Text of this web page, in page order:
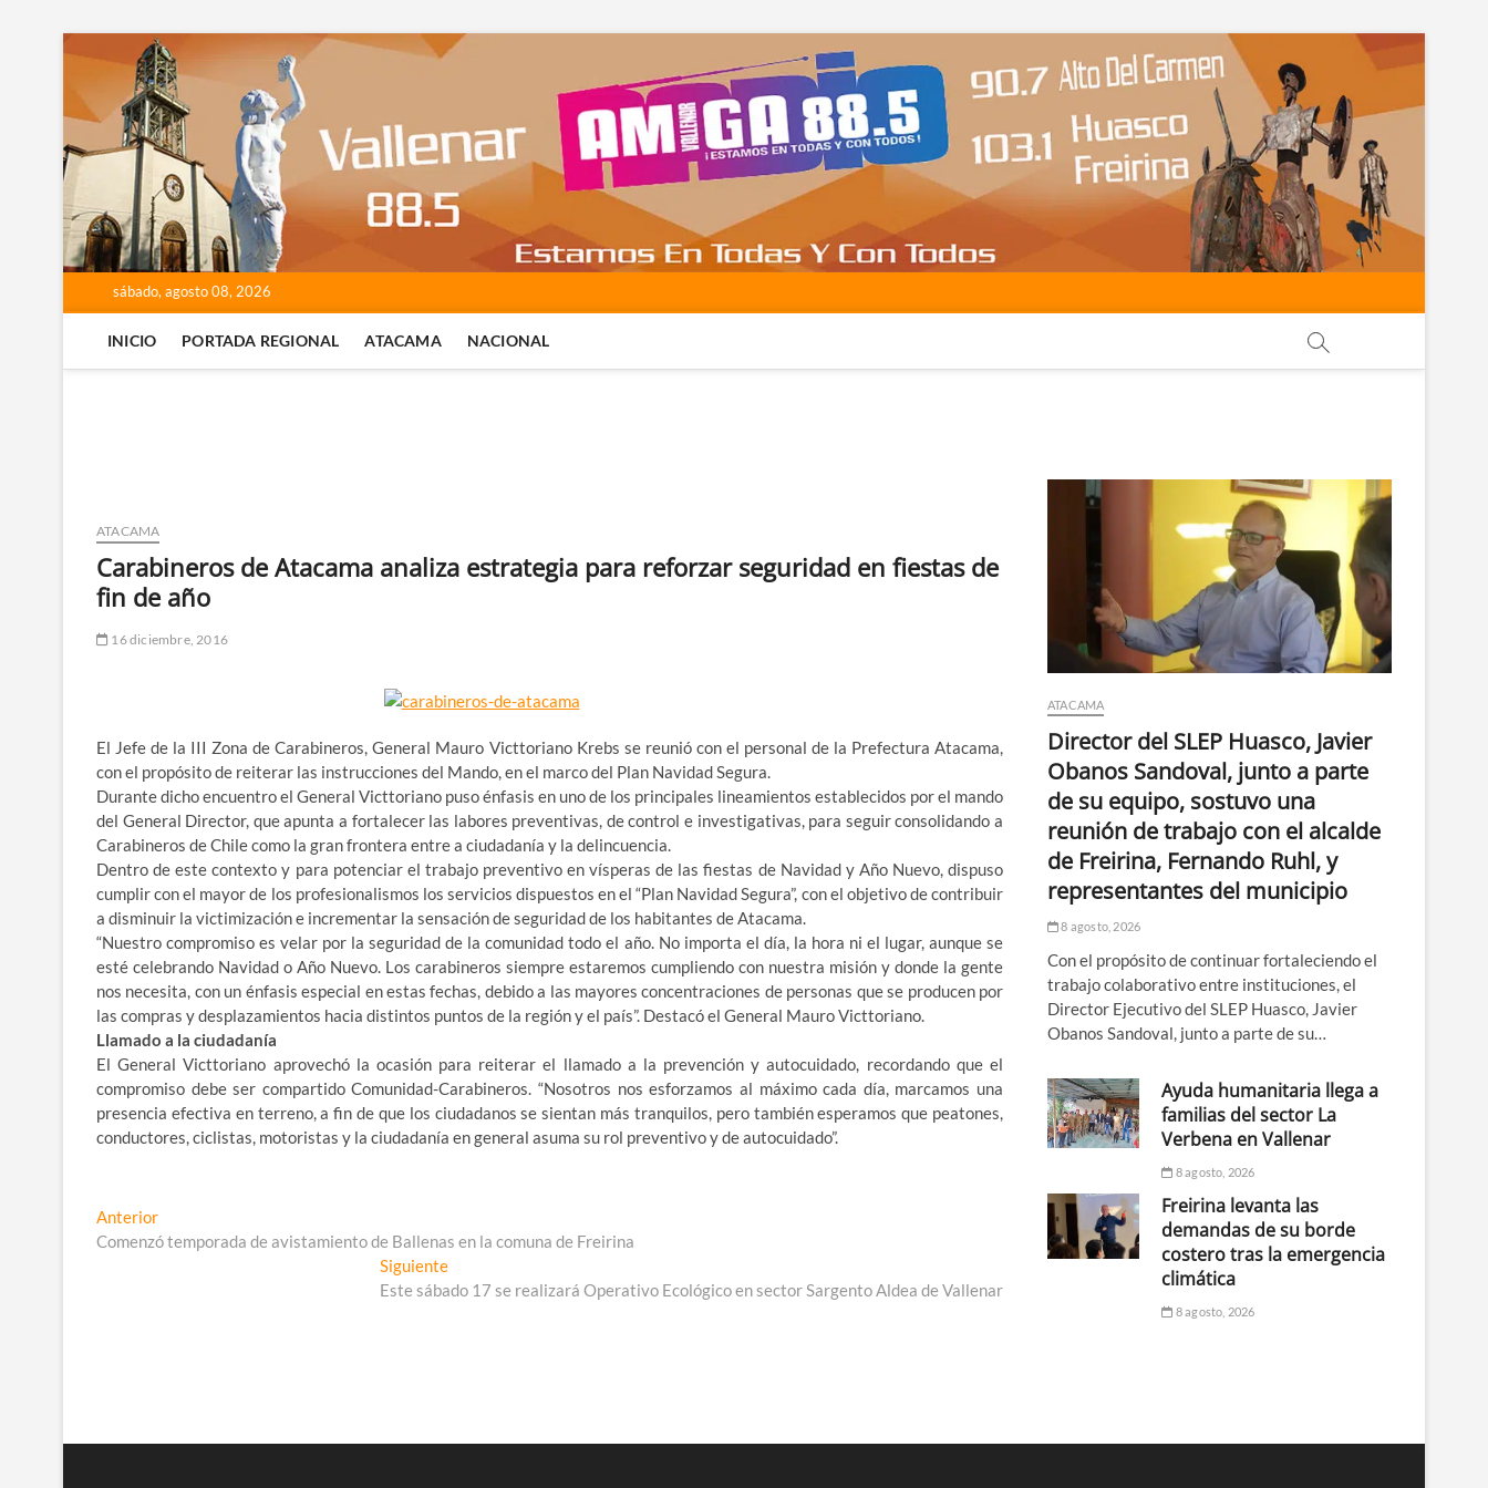
contenido
sábado, agosto 08, 2026
INICIO PORTADA REGIONAL ATACAMA NACIONAL
ATACAMA
Carabineros de Atacama analiza estrategia para reforzar seguridad en fiestas de
fin de año
16 diciembre, 2016
El Jefe de la III Zona de Carabineros, General Mauro Victtoriano Krebs se reunió con el personal de la Prefectura Atacama,
con el propósito de reiterar las instrucciones del Mando, en el marco del Plan Navidad Segura.
Durante dicho encuentro el General Victtoriano puso énfasis en uno de los principales lineamientos establecidos por el mando
del General Director, que apunta a fortalecer las labores preventivas, de control e investigativas, para seguir consolidando a
Carabineros de Chile como la gran frontera entre a ciudadanía y la delincuencia.
Dentro de este contexto y para potenciar el trabajo preventivo en vísperas de las fiestas de Navidad y Año Nuevo, dispuso
cumplir con el mayor de los profesionalismos los servicios dispuestos en el “Plan Navidad Segura”, con el objetivo de contribuir
a disminuir la victimización e incrementar la sensación de seguridad de los habitantes de Atacama.
“Nuestro compromiso es velar por la seguridad de la comunidad todo el año. No importa el día, la hora ni el lugar, aunque se
esté celebrando Navidad o Año Nuevo. Los carabineros siempre estaremos cumpliendo con nuestra misión y donde la gente
nos necesita, con un énfasis especial en estas fechas, debido a las mayores concentraciones de personas que se producen por
las compras y desplazamientos hacia distintos puntos de la región y el país”. Destacó el General Mauro Victtoriano.
Llamado a la ciudadanía
El General Victtoriano aprovechó la ocasión para reiterar el llamado a la prevención y autocuidado, recordando que el
compromiso debe ser compartido Comunidad-Carabineros. “Nosotros nos esforzamos al máximo cada día, marcamos una
presencia efectiva en terreno, a fin de que los ciudadanos se sientan más tranquilos, pero también esperamos que peatones,
conductores, ciclistas, motoristas y la ciudadanía en general asuma su rol preventivo y de autocuidado”.
Navegación
de
AnteriorEntrada
anterior:
Comenzó temporada de avistamiento de Ballenas en la comuna de Freirina
SiguienteEntrada
siguiente:
Este sábado 17 se realizará Operativo Ecológico en sector Sargento Aldea de Vallenar
ATACAMA
Director del SLEP Huasco, Javier
Obanos Sandoval, junto a parte
de su equipo, sostuvo una
reunión de trabajo con el alcalde
de Freirina, Fernando Ruhl, y
representantes del municipio
8 agosto, 2026
Con el propósito de continuar fortaleciendo el
trabajo colaborativo entre instituciones, el
Director Ejecutivo del SLEP Huasco, Javier
Obanos Sandoval, junto a parte de su…
Ayuda humanitaria llega a
familias del sector La
Verbena en Vallenar
8 agosto, 2026
Freirina levanta las
demandas de su borde
costero tras la emergencia
climática
8 agosto, 2026